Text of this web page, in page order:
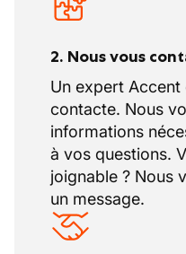
2. Nous vous
Un expert
contacte. Nous
informations
à vos questions.
joignable ? Nous
un message.